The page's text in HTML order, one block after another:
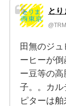
とり
田無のジ
ーヒーが倒
ー豆等の
子。。カル
ピターは